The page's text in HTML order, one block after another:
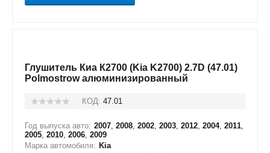
Глушитель Киа К2700 (Kia K2700) 2.7D (47.01)
Polmostrow алюминизированный
КОД: 47.01
Год выпуска авто: 2007, 2008, 2002, 2003, 2012, 2004, 2011,
2005, 2010, 2006, 2009
Марка автомобиля: Kia